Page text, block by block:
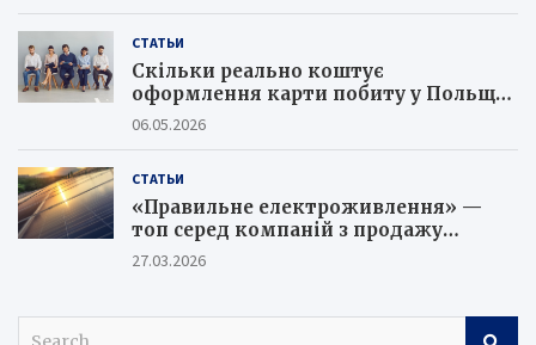
СТАТЬИ
Скільки реально коштує
оформлення карти побиту у Польщі
в 2026 році та як не потрапити на
06.05.2026
СТАТЬИ
«Правильне електроживлення» —
топ серед компаній з продажу
сонячних батарей
27.03.2026